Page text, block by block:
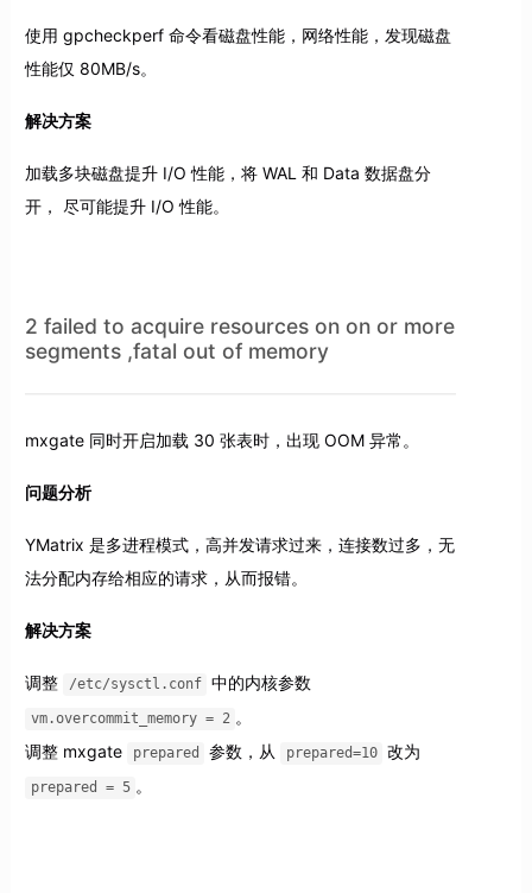
使用 gpcheckperf 命令看磁盘性能，网络性能，发现磁盘
性能仅 80MB/s。
解决方案
加载多块磁盘提升 I/O 性能，将 WAL 和 Data 数据盘分
开， 尽可能提升 I/O 性能。
2 failed to acquire resources on on or more
segments ,fatal out of memory
mxgate 同时开启加载 30 张表时，出现 OOM 异常。
问题分析
YMatrix 是多进程模式，高并发请求过来，连接数过多，无
法分配内存给相应的请求，从而报错。
解决方案
调整 /etc/sysctl.conf 中的内核参数
vm.overcommit_memory = 2 。
调整 mxgate
prepared 参数，从 prepared=10 改为
prepared = 5 。